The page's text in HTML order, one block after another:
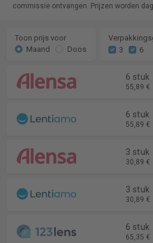
commissie ontvangen. Prijzen worden
Toon prijs voor
Maand
Doos
3
6
6 stuk
55,89 €
6 stuk
55,89 €
3 stuk
30,89 €
3 stuk
30,89 €
6 stuk
65,35 €